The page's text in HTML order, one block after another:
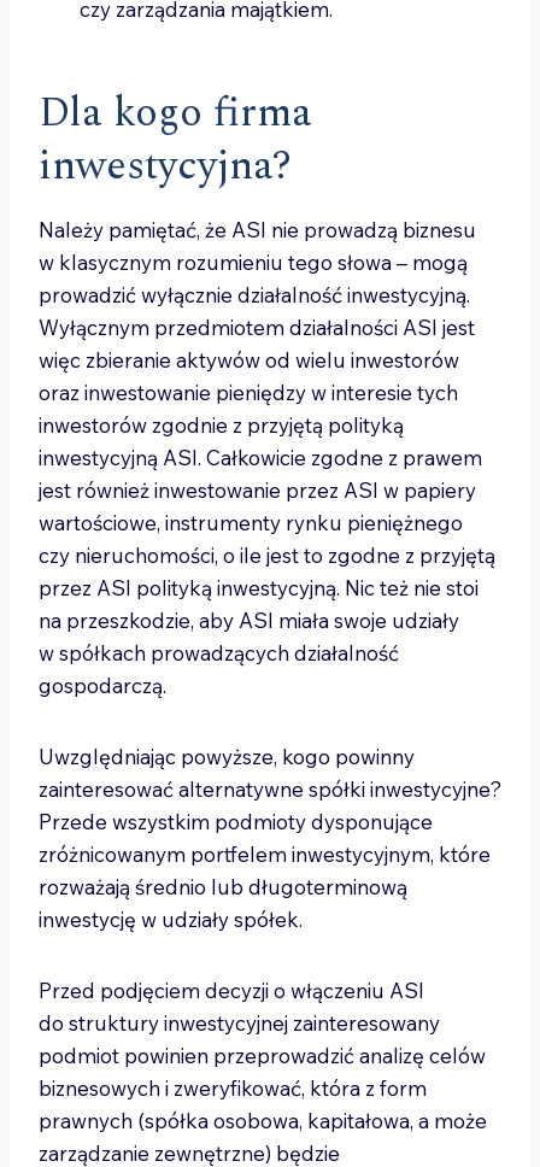
czy zarządzania majątkiem.
Dla kogo firma
inwestycyjna?
Należy pamiętać, że ASI nie prowadzą biznesu
w klasycznym rozumieniu tego słowa – mogą
prowadzić wyłącznie działalność inwestycyjną.
Wyłącznym przedmiotem działalności ASI jest
więc zbieranie aktywów od wielu inwestorów
oraz inwestowanie pieniędzy w interesie tych
inwestorów zgodnie z przyjętą polityką
inwestycyjną ASI. Całkowicie zgodne z prawem
jest również inwestowanie przez ASI w papiery
wartościowe, instrumenty rynku pieniężnego
czy nieruchomości, o ile jest to zgodne z przyjętą
przez ASI polityką inwestycyjną. Nic też nie stoi
na przeszkodzie, aby ASI miała swoje udziały
w spółkach prowadzących działalność
gospodarczą.
Uwzględniając powyższe, kogo powinny
zainteresować alternatywne spółki inwestycyjne?
Przede wszystkim podmioty dysponujące
zróżnicowanym portfelem inwestycyjnym, które
rozważają średnio lub długoterminową
inwestycję w udziały spółek.
Przed podjęciem decyzji o włączeniu ASI
do struktury inwestycyjnej zainteresowany
podmiot powinien przeprowadzić analizę celów
biznesowych i zweryfikować, która z form
prawnych (spółka osobowa, kapitałowa, a może
zarządzanie zewnętrzne) będzie